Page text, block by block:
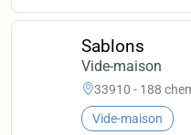
Sablons
Vide-maison
33910 - 188
Vide-maison